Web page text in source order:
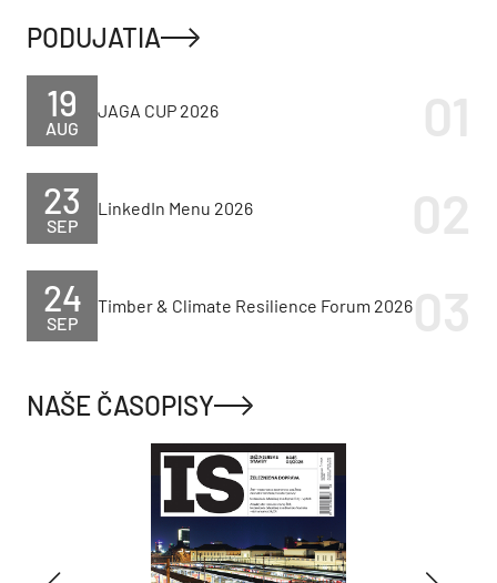
PODUJATIA
AUG
19 JAGA CUP 2026
SEP
23 LinkedIn Menu 2026
SEP
24 Timber & Climate Resilience Forum 2026
NAŠE ČASOPISY